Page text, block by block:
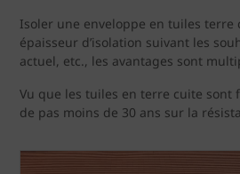
Isoler une enveloppe en tuiles terre
épaisseur d’isolation suivant les
actuel, etc., les avantages sont
Vu que les tuiles en terre cuite sont
de pas moins de 30 ans sur la